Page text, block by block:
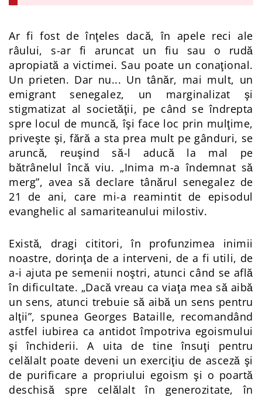
Ar fi fost de înţeles dacă, în apele reci ale
râului, s-ar fi aruncat un fiu sau o rudă
apropiată a victimei. Sau poate un conaţional.
Un prieten. Dar nu... Un tânăr, mai mult, un
emigrant senegalez, un marginalizat şi
stigmatizat al societăţii, pe când se îndrepta
spre locul de muncă, îşi face loc prin mulţime,
priveşte şi, fără a sta prea mult pe gânduri, se
aruncă, reuşind să-l aducă la mal pe
bătrânelul încă viu. „Inima m-a îndemnat să
merg”, avea să declare tânărul senegalez de
21 de ani, care mi-a reamintit de episodul
evanghelic al samariteanului milostiv.
Există, dragi cititori, în profunzimea inimii
noastre, dorinţa de a interveni, de a fi utili, de
a-i ajuta pe semenii noştri, atunci când se află
în dificultate. „Dacă vreau ca viaţa mea să aibă
un sens, atunci trebuie să aibă un sens pentru
alţii”, spunea Georges Bataille, recomandând
astfel iubirea ca antidot împotriva egoismului
şi închiderii. A uita de tine însuţi pentru
celălalt poate deveni un exerciţiu de asceză şi
de purificare a propriului egoism şi o poartă
deschisă spre celălalt în generozitate, în